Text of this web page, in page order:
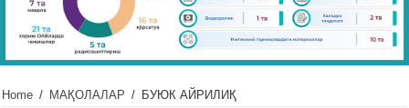
Home / МАҚОЛАЛАР / БУЮК АЙРИЛИҚ